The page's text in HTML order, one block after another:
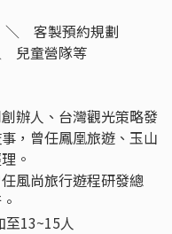
＼ 客製預約規劃
兒童營隊等
辦人、台灣觀光策略發
，曾任鳳凰旅遊、玉山
。
風尚旅行遊程研發總
至13~15人